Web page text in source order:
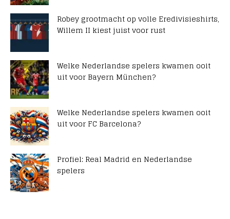
Robey grootmacht op volle Eredivisieshirts,
Willem II kiest juist voor rust
Welke Nederlandse spelers kwamen ooit
uit voor Bayern München?
Welke Nederlandse spelers kwamen ooit
uit voor FC Barcelona?
Profiel: Real Madrid en Nederlandse
spelers